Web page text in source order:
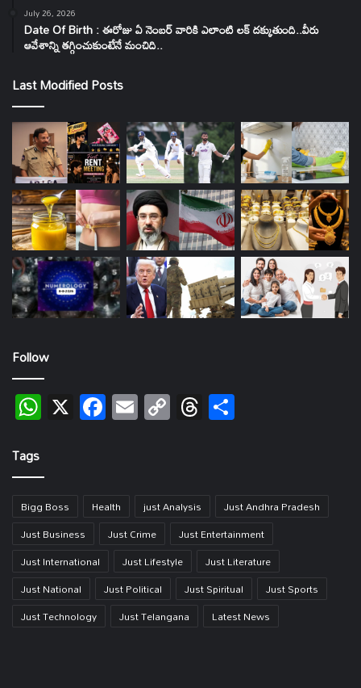
July 26, 2026
Date Of Birth : ఈరోజు ఏ నెంబర్ వారికి ఎలాంటి లక్ దక్కుతుంది..వీరు
ఆవేశాన్ని తగ్గించుకుంటేనే మంచిది..
Last Modified Posts
Follow
WhatsApp
X Facebook
EmailCopy
Link
Threads
Tags
Bigg Boss Health just Analysis
Just Andhra Pradesh
Just Business
Just Crime
Just Entertainment
Just International
Just Lifestyle
Just Literature
Just National
Just Political Just Spiritual
Just Sports
Just Technology
Just Telangana Latest News